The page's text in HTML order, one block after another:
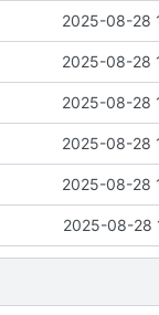
2025-08-28
2025-08-28
2025-08-28
2025-08-28
2025-08-28
2025-08-28